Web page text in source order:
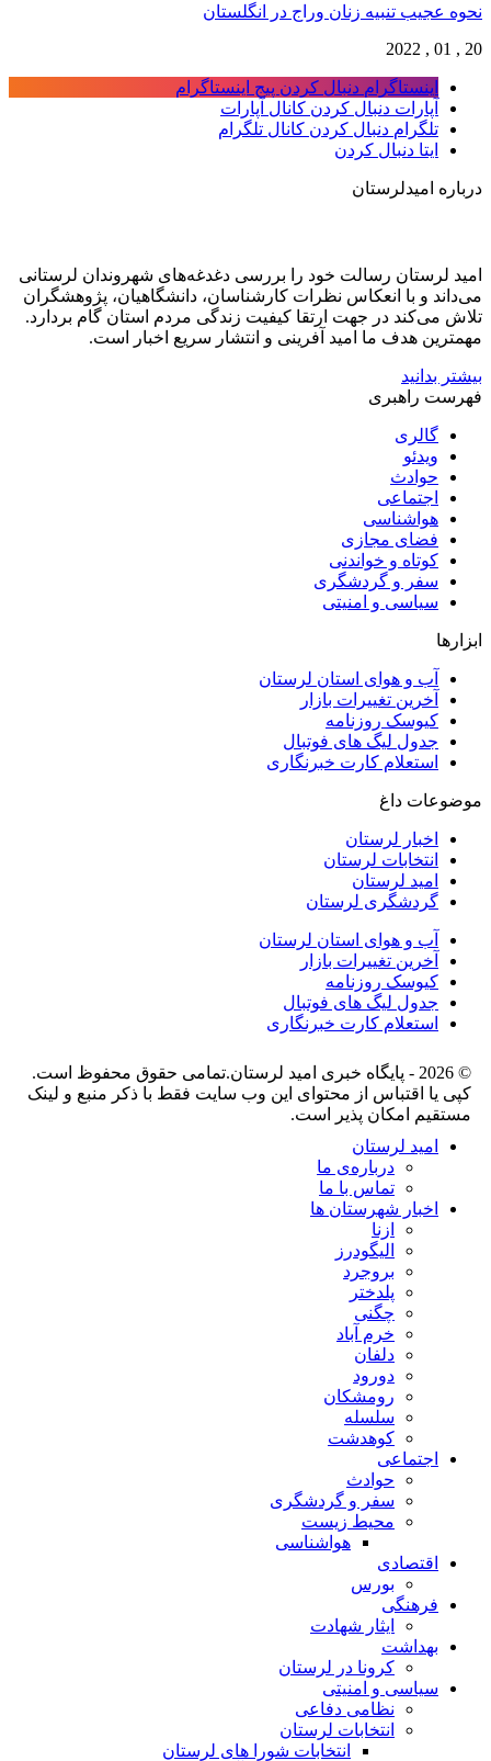
نحوه عجیب تنبیه زنان وراج در انگلستان
20 , 01 , 2022
اینستاگرام دنبال کردن پیج اینستاگرام
آپارات دنبال کردن کانال آپارات
تلگرام دنبال کردن کانال تلگرام
ایتا دنبال کردن
درباره امیدلرستان
امید لرستان رسالت خود را بررسی دغدغه‌های شهروندان لرستانی
می‌داند و با انعکاس نظرات کارشناسان، دانشگاهیان، پژوهشگران
تلاش می‌کند در جهت ارتقا کیفیت زندگی مردم استان گام بردارد.
مهمترین هدف ما امید آفرینی و انتشار سریع اخبار است.
بیشتر بدانید
فهرست راهبری
گالری
ویدئو
حوادث
اجتماعی
هواشناسی
فضای مجازی
کوتاه و خواندنی
سفر و گردشگری
سیاسی و امنیتی
ابزارها
آب و هوای استان لرستان
آخرین تغییرات بازار
کیوسک روزنامه
جدول لیگ های فوتبال
استعلام کارت خبرنگاری
موضوعات داغ
اخبار لرستان
انتخابات لرستان
امید لرستان
گردشگری لرستان
آب و هوای استان لرستان
آخرین تغییرات بازار
کیوسک روزنامه
جدول لیگ های فوتبال
استعلام کارت خبرنگاری
© 2026 - پایگاه خبری اميد لرستان.تمامی حقوق محفوظ است.
کپی یا اقتباس از محتوای این وب سایت فقط با ذکر منبع و لینک
مستقیم امکان پذیر است.
امید لرستان
درباره‌ی ما
تماس با ما
اخبار شهرستان ها
ازنا
الیگودرز
بروجرد
پلدختر
چگنی
خرم آباد
دلفان
دورود
رومشکان
سلسله
کوهدشت
اجتماعی
حوادث
سفر و گردشگری
محیط زیست
هواشناسی
اقتصادی
بورس
فرهنگی
ایثار شهادت
بهداشت
کرونا در لرستان
سیاسی و امنیتی
نظامی دفاعی
انتخابات لرستان
انتخابات شورا های لرستان